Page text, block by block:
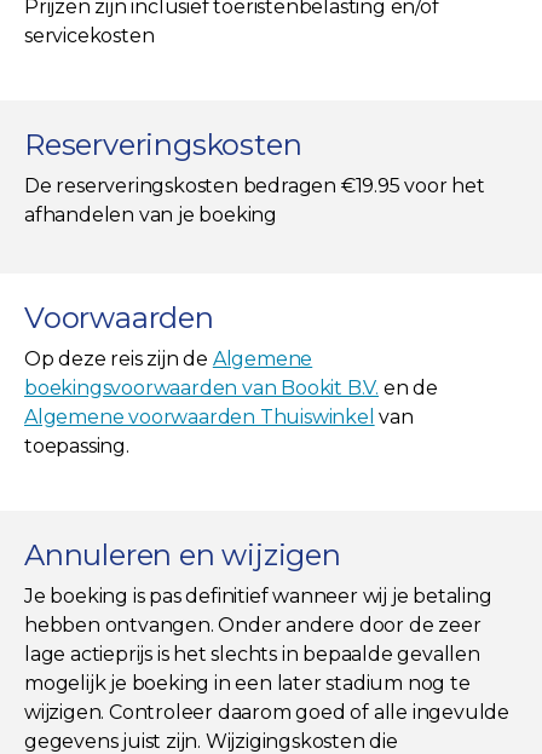
Prijzen zijn inclusief toeristenbelasting en/of
servicekosten
Reserveringskosten
De reserveringskosten bedragen €19.95 voor het
afhandelen van je boeking
Voorwaarden
Op deze reis zijn de Algemene
boekingsvoorwaarden van Bookit B.V. en de
Algemene voorwaarden Thuiswinkel van
toepassing.
Annuleren en wijzigen
Je boeking is pas definitief wanneer wij je betaling
hebben ontvangen. Onder andere door de zeer
lage actieprijs is het slechts in bepaalde gevallen
mogelijk je boeking in een later stadium nog te
wijzigen. Controleer daarom goed of alle ingevulde
gegevens juist zijn. Wijzigingskosten die